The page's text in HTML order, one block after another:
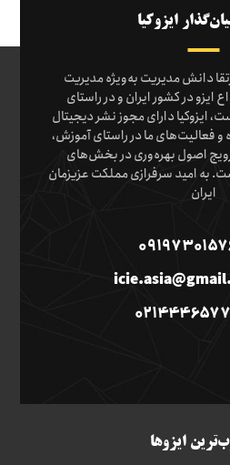
ایزوکیا
دانش مدیریت به‌ویژه مدیریت
ایزو در کشور ایران و در راستای
ایزوکیا دارای مجوز نشر دیجیتال
و فعالیت‌های ما در راستای آموزش،
اصول بهره‌وری در بخش‌های
به امید سرفرازی مملکت عزیزمان
ایران
ایزوها